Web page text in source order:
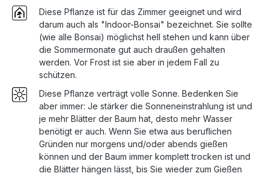
Diese Pflanze ist für das Zimmer geeignet und wird
darum auch als "Indoor-Bonsai" bezeichnet. Sie sollte
(wie alle Bonsai) möglichst hell stehen und kann über
die Sommermonate gut auch draußen gehalten
werden. Vor Frost ist sie aber in jedem Fall zu
schützen.
Diese Pflanze verträgt volle Sonne. Bedenken Sie
aber immer: Je stärker die Sonneneinstrahlung ist und
je mehr Blätter der Baum hat, desto mehr Wasser
benötigt er auch. Wenn Sie etwa aus beruflichen
Gründen nur morgens und/oder abends gießen
können und der Baum immer komplett trocken ist und
die Blätter hängen lässt, bis Sie wieder zum Gießen